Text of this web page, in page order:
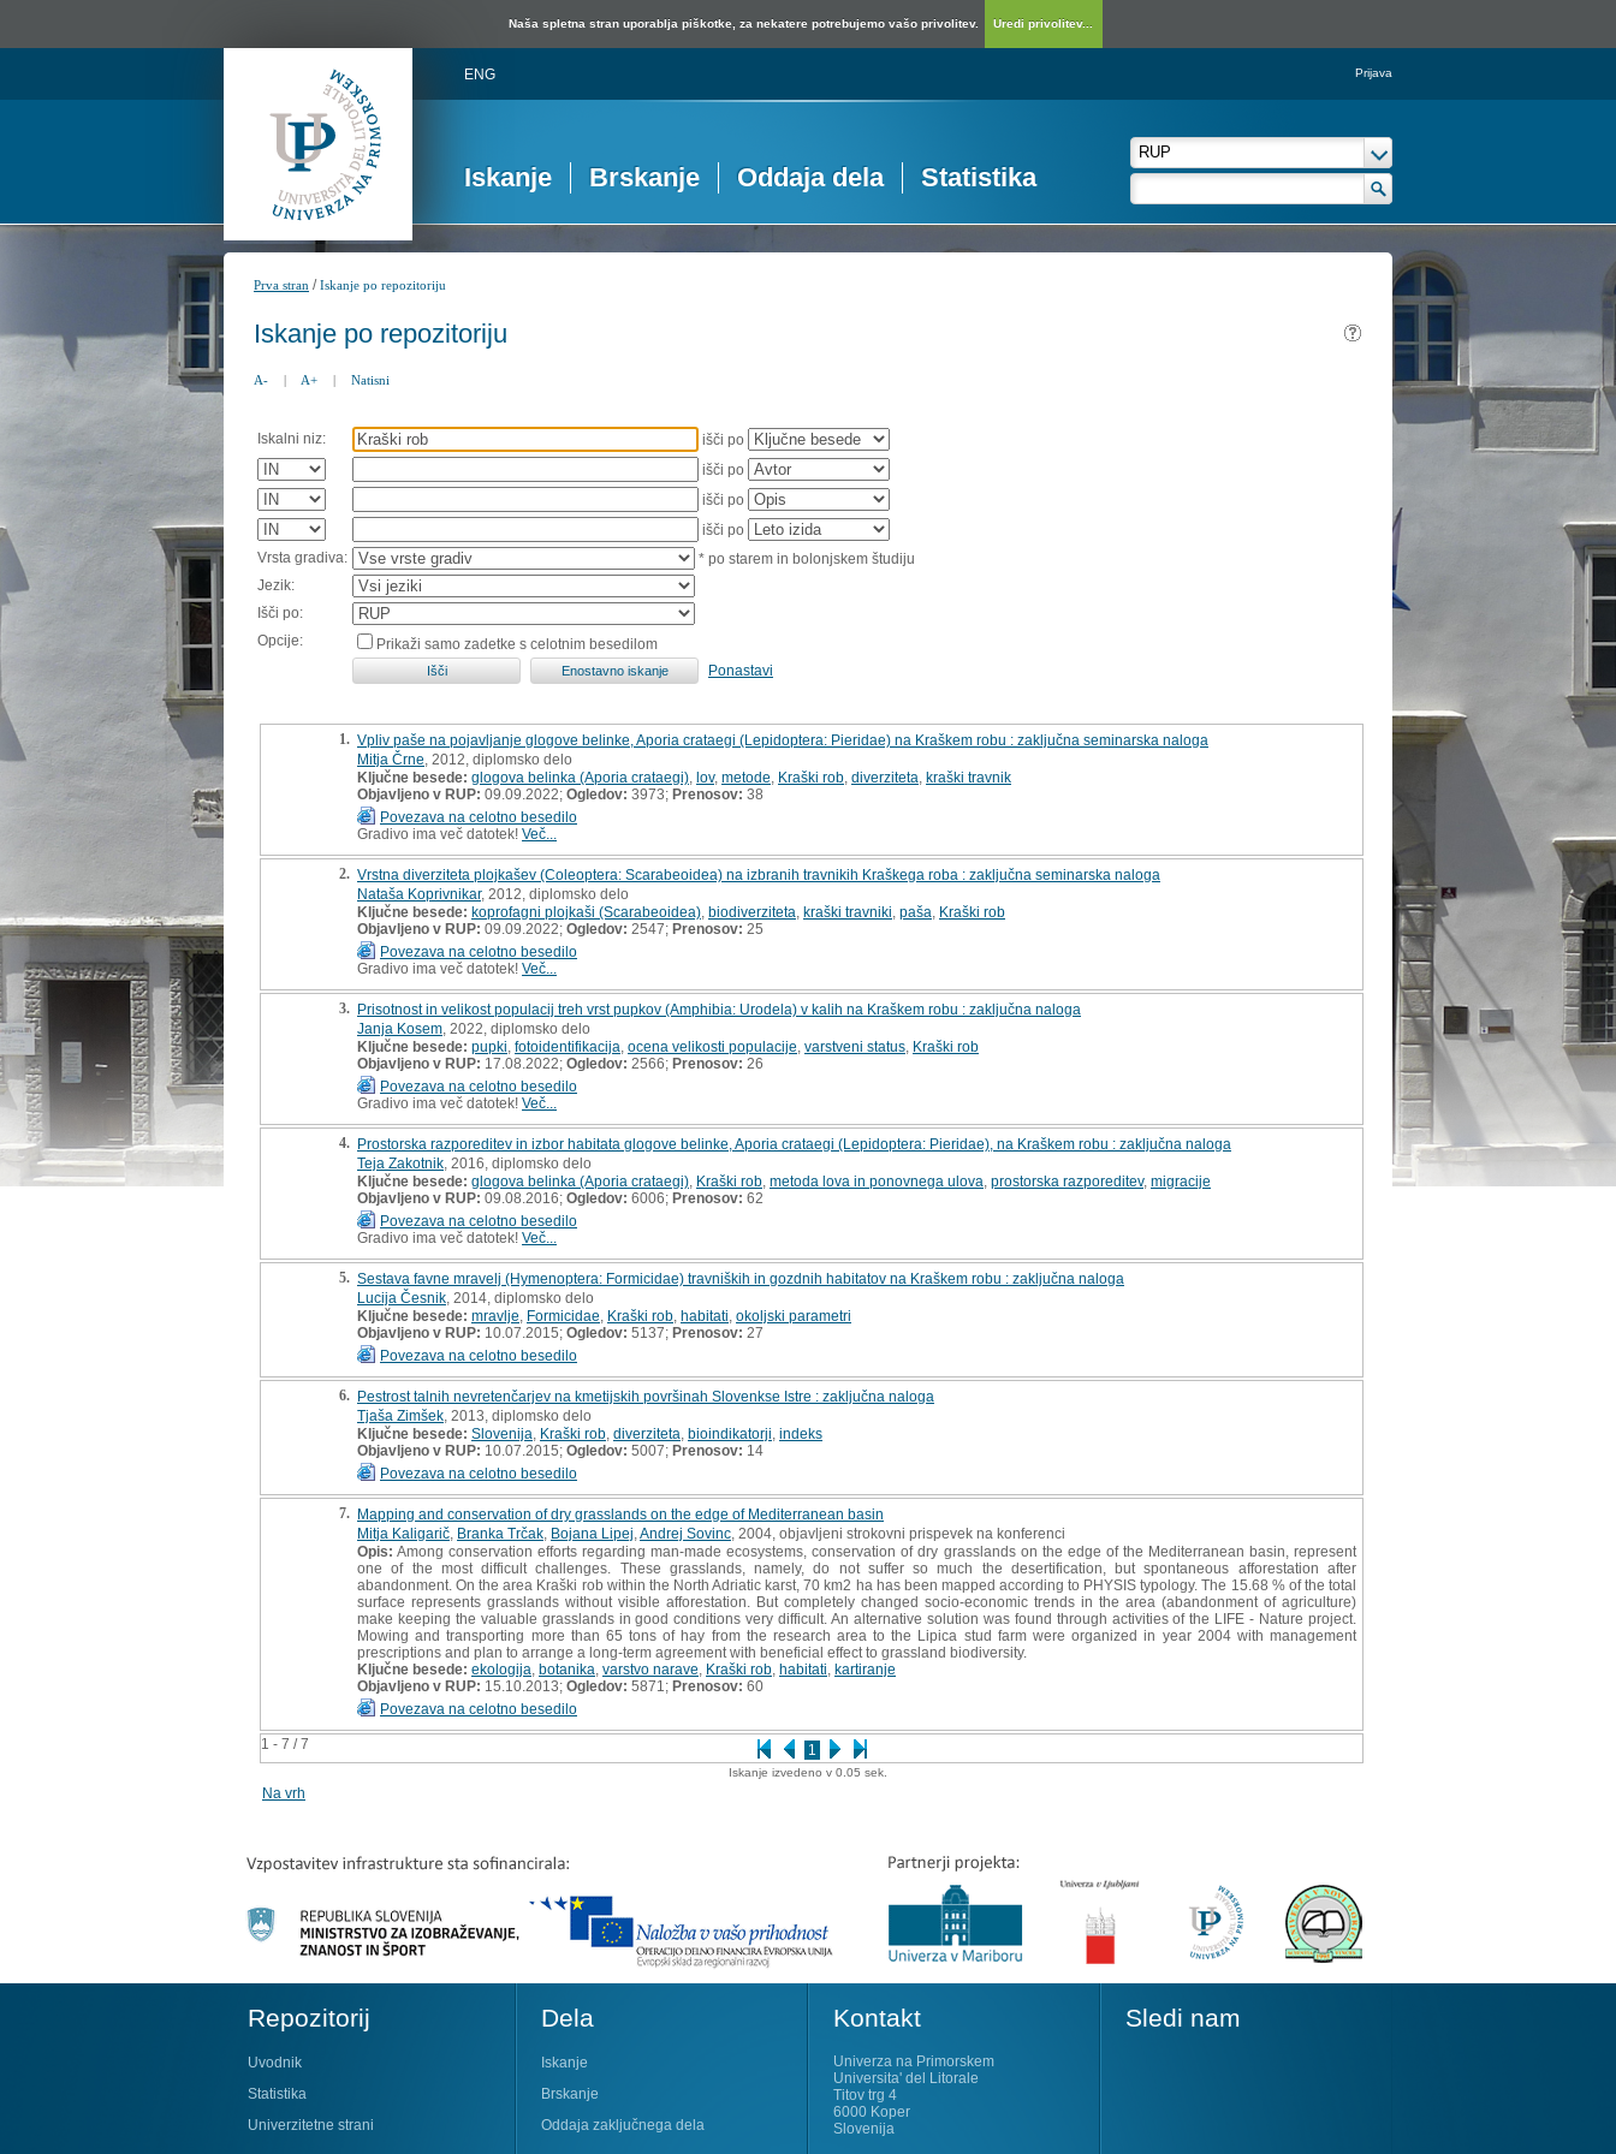
Naša spletna stran uporablja piškotke, za nekatere potrebujemo vašo privolitev. Uredi privolitev...
ENG Prijava
Iskanje Brskanje Oddaja dela Statistika
Prva stran /Iskanje po repozitoriju
Iskanje po repozitoriju
A- | A+ | Natisni
Iskalni niz:
išči po
išči po
išči po
išči po
Vrsta gradiva:
* po starem in bolonjskem študiju
Jezik:
Išči po:
Opcije:
Prikaži samo zadetke s celotnim besedilom
Ponastavi
1 - 7 / 7 1
1. Vpliv paše na pojavljanje glogove belinke, Aporia crataegi (Lepidoptera: Pieridae) na Kraškem robu : zaključna seminarska naloga
Mitja Črne , 2012, diplomsko delo
Ključne besede: glogova belinka (Aporia crataegi) lov, metode Kraški rob diverziteta kraški travnik
Objavljeno v RUP: 09.09.2022; Ogledov: 3973; Prenosov: 38
Povezava na celotno besedilo
Gradivo ima več datotek! Več...
2. Vrstna diverziteta plojkašev (Coleoptera: Scarabeoidea) na izbranih travnikih Kraškega roba : zaključna seminarska naloga
Nataša Koprivnikar, 2012, diplomsko delo
Ključne besede: koprofagni plojkaši (Scarabeoidea) biodiverziteta kraški travniki paša Kraški rob
Objavljeno v RUP: 09.09.2022; Ogledov: 2547; Prenosov: 25
Povezava na celotno besedilo
Gradivo ima več datotek! Več...
3. Prisotnost in velikost populacij treh vrst pupkov (Amphibia: Urodela) v kalih na Kraškem robu : zaključna naloga
Janja Kosem , 2022, diplomsko delo
Ključne besede: pupki fotoidentifikacija ocena velikosti populacije varstveni status Kraški rob
Objavljeno v RUP: 17.08.2022; Ogledov: 2566; Prenosov: 26
Povezava na celotno besedilo
Gradivo ima več datotek! Več...
4. Prostorska razporeditev in izbor habitata glogove belinke, Aporia crataegi (Lepidoptera: Pieridae), na Kraškem robu : zaključna naloga
Teja Zakotnik , 2016, diplomsko delo
Ključne besede: glogova belinka (Aporia crataegi) Kraški rob metoda lova in ponovnega ulova prostorska razporeditev, migracije
Objavljeno v RUP: 09.08.2016; Ogledov: 6006; Prenosov: 62
Povezava na celotno besedilo
Gradivo ima več datotek! Več...
5. Sestava favne mravelj (Hymenoptera: Formicidae) travniških in gozdnih habitatov na Kraškem robu : zaključna naloga
Lucija Česnik , 2014, diplomsko delo
Ključne besede: mravlje Formicidae Kraški rob habitati okoljski parametri
Objavljeno v RUP: 10.07.2015; Ogledov: 5137; Prenosov: 27
Povezava na celotno besedilo
6. Pestrost talnih nevretenčarjev na kmetijskih površinah Slovenkse Istre : zaključna naloga
Tjaša Zimšek , 2013, diplomsko delo
Ključne besede: Slovenija Kraški rob diverziteta bioindikatorji indeks
Objavljeno v RUP: 10.07.2015; Ogledov: 5007; Prenosov: 14
Povezava na celotno besedilo
7. Mapping and conservation of dry grasslands on the edge of Mediterranean basin
Mitja Kaligarič Branka Trčak Bojana Lipej Andrej Sovinc , 2004, objavljeni strokovni prispevek na konferenci
Opis: Among conservation efforts regarding man-made ecosystems, conservation of dry grasslands on the edge of the Mediterranean basin, represent
one of the most difficult challenges. These grasslands, namely, do not suffer so much the desertification, but spontaneous afforestation after
abandonment. On the area Kraški rob within the North Adriatic karst, 70 km2 ha has been mapped according to PHYSIS typology. The 15.68 % of the total
surface represents grasslands without visible afforestation. But completely changed socio-economic trends in the area (abandonment of agriculture)
make keeping the valuable grasslands in good conditions very difficult. An alternative solution was found through activities of the LIFE - Nature project.
Mowing and transporting more than 65 tons of hay from the research area to the Lipica stud farm were organized in year 2004 with management
prescriptions and plan to arrange a long-term agreement with beneficial effect to grassland biodiversity.
Ključne besede: ekologija botanika varstvo narave Kraški rob habitati kartiranje
Objavljeno v RUP: 15.10.2013; Ogledov: 5871; Prenosov: 60
Povezava na celotno besedilo
Iskanje izvedeno v 0.05 sek.
Na vrh
Repozitorij
Uvodnik
Statistika
Univerzitetne strani
Dela
Iskanje
Brskanje
Oddaja zaključnega dela
Kontakt
Univerza na Primorskem
Universita' del Litorale
Titov trg 4
6000 Koper
Slovenija
Sledi nam